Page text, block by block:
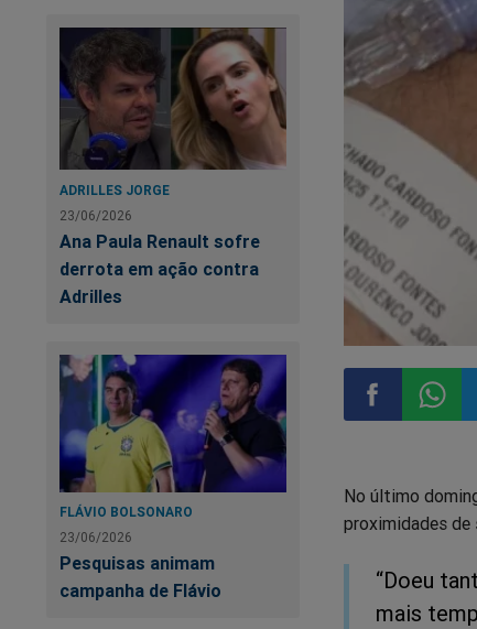
ADRILLES JORGE
23/06/2026
Ana Paula Renault sofre
derrota em ação contra
Adrilles
FLÁVIO BOLSONARO
23/06/2026
Pesquisas animam
campanha de Flávio
no
Facebook
no
No último
proximidades de
“Doeu
mais